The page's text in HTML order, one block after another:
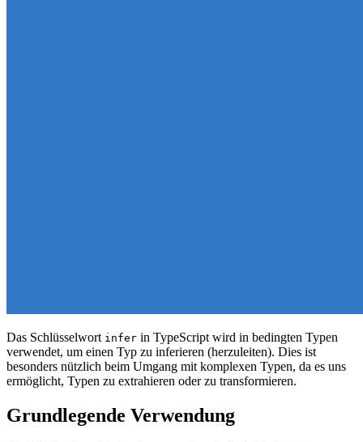
Das Schlüsselwort infer in TypeScript wird in bedingten Typen
verwendet, um einen Typ zu inferieren (herzuleiten). Dies ist
besonders nützlich beim Umgang mit komplexen Typen, da es uns
ermöglicht, Typen zu extrahieren oder zu transformieren.
Grundlegende Verwendung